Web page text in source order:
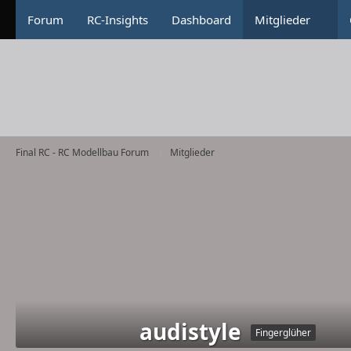
Forum RC-Insights Dashboard Mitglieder
Final RC - RC Modellbau Forum Mitglieder
audistyle Fingerglüher